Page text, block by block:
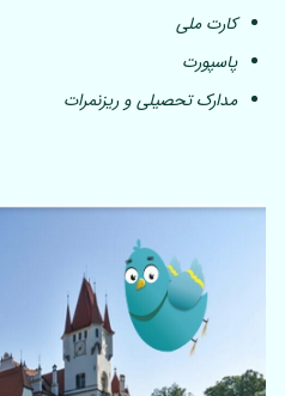
کارت ملی
پاسپورت
مدارک تحصیلی و ریزنمرات